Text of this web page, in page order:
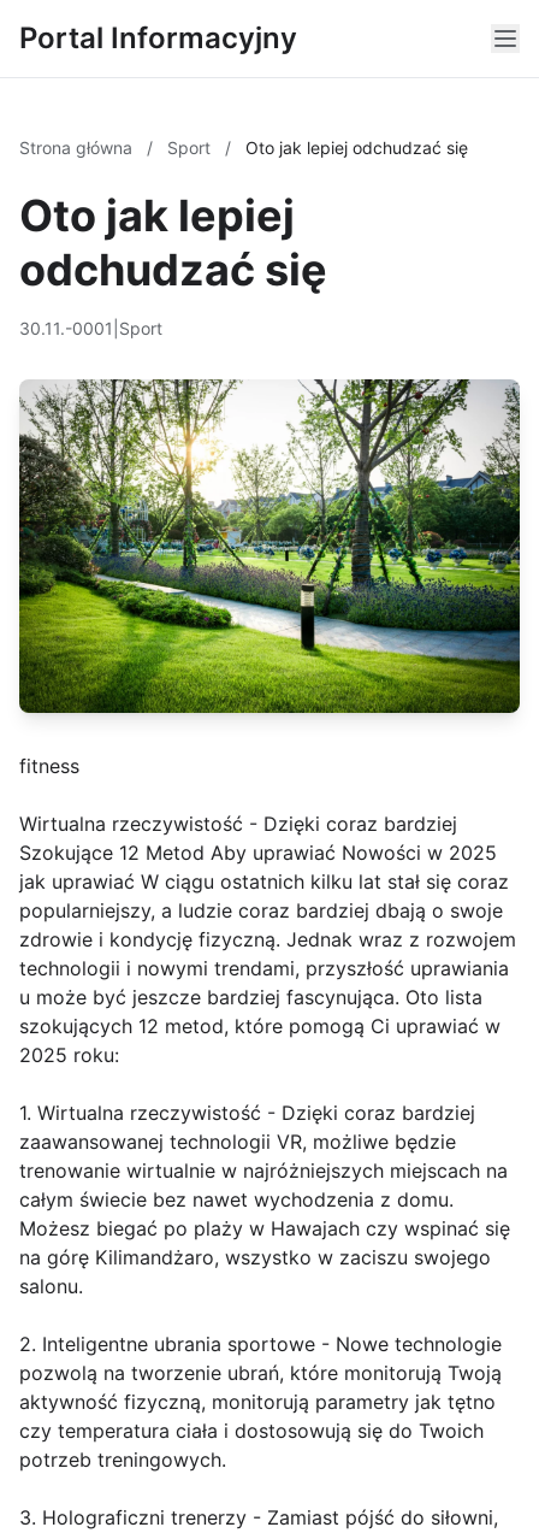
Portal Informacyjny
Strona główna / Sport / Oto jak lepiej odchudzać się
Oto jak lepiej
odchudzać się
30.11.-0001 Sport
fitness
Wirtualna rzeczywistość - Dzięki coraz bardziej
Szokujące 12 Metod Aby uprawiać Nowości w 2025
jak uprawiać W ciągu ostatnich kilku lat stał się coraz
popularniejszy, a ludzie coraz bardziej dbają o swoje
zdrowie i kondycję fizyczną. Jednak wraz z rozwojem
technologii i nowymi trendami, przyszłość uprawiania
u może być jeszcze bardziej fascynująca. Oto lista
szokujących 12 metod, które pomogą Ci uprawiać w
2025 roku:
1. Wirtualna rzeczywistość - Dzięki coraz bardziej
zaawansowanej technologii VR, możliwe będzie
trenowanie wirtualnie w najróżniejszych miejscach na
całym świecie bez nawet wychodzenia z domu.
Możesz biegać po plaży w Hawajach czy wspinać się
na górę Kilimandżaro, wszystko w zaciszu swojego
salonu.
2. Inteligentne ubrania sportowe - Nowe technologie
pozwolą na tworzenie ubrań, które monitorują Twoją
aktywność fizyczną, monitorują parametry jak tętno
czy temperatura ciała i dostosowują się do Twoich
potrzeb treningowych.
3. Holograficzni trenerzy - Zamiast pójść do siłowni,